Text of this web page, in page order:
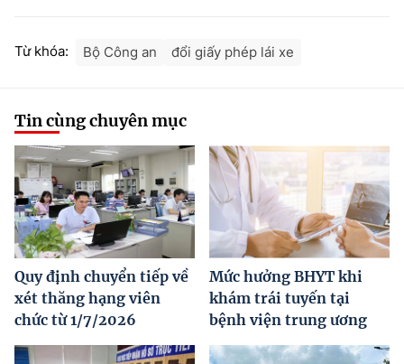
Từ khóa: Bộ Công an đổi giấy phép lái xe
Tin cùng chuyên mục
Quy định chuyển tiếp về
xét thăng hạng viên
chức từ 1/7/2026
Mức hưởng BHYT khi
khám trái tuyến tại
bệnh viện trung ương